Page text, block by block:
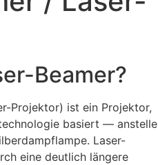
Beamer?
Projektor) ist ein Projektor,
basiert — anstelle
Laser-
eine deutlich längere